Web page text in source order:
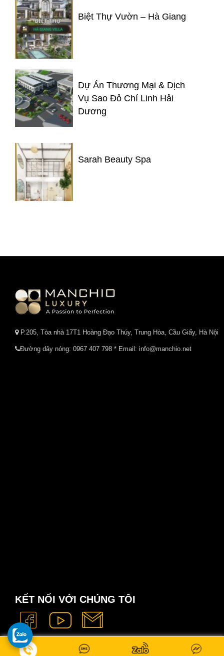
Biệt Thự Vườn – Hà Giang
Dự Án Thương Mại & Dịch
Vụ Sao Đỏ Chí Linh Hải
Dương
Sarah Beauty Spa
P.205, Tòa nhà 17T1 Hoàng Đạo Thúy, Trung Hòa, Cầu Giấy, Hà Nội
Đường dây nóng: 0967 407 798 * Email: info@manchio.net
KẾT NỐI VỚI CHÚNG TÔI